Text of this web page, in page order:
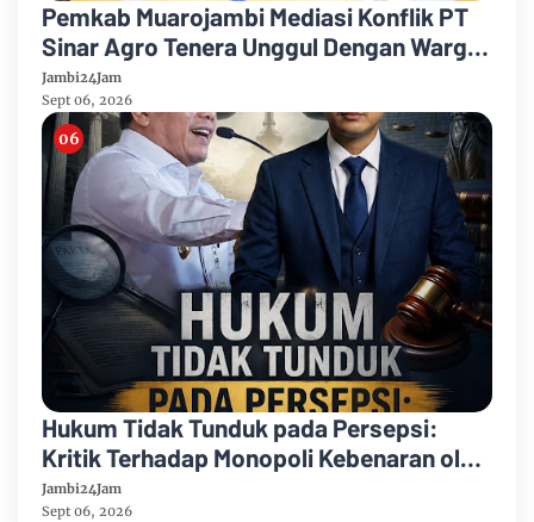
Pemkab Muarojambi Mediasi Konflik PT
Sinar Agro Tenera Unggul Dengan Warga
Sipin Teluk Duren
Jambi24Jam
Sept 06, 2026
Hukum Tidak Tunduk pada Persepsi:
Kritik Terhadap Monopoli Kebenaran oleh
Media dan Aktivis
Jambi24Jam
Sept 06, 2026